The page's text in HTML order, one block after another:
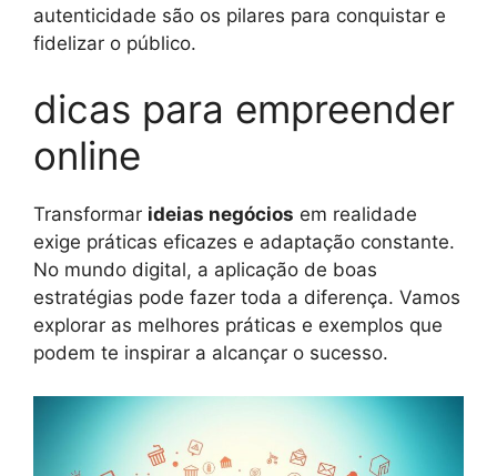
autenticidade são os pilares para conquistar e
fidelizar o público.
dicas para empreender
online
Transformar ideias negócios em realidade
exige práticas eficazes e adaptação constante.
No mundo digital, a aplicação de boas
estratégias pode fazer toda a diferença. Vamos
explorar as melhores práticas e exemplos que
podem te inspirar a alcançar o sucesso.